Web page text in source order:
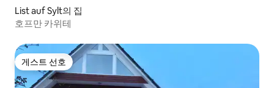
List auf Sylt의 집
호프만 카위테
게스트 선호
게스트 선호